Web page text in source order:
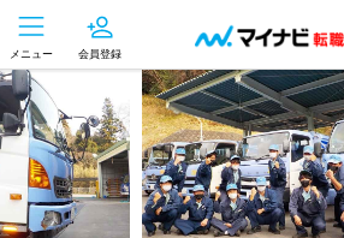
メニュー 会員登録